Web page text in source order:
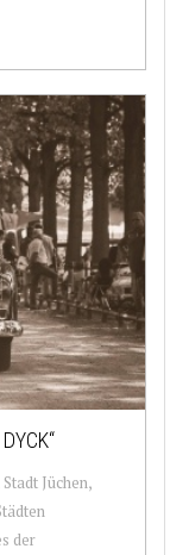
Jüchen,
der